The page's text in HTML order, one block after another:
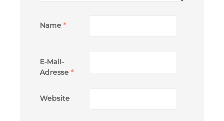
Name *
E-Mail-
Adresse *
Website